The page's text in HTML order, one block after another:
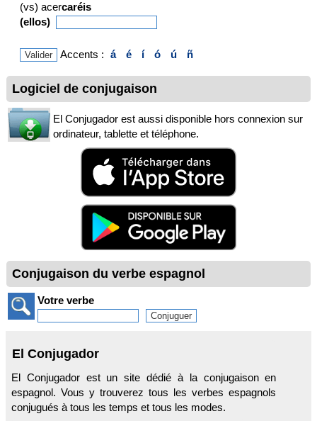
(vs) acercaréis
(ellos)
Accents : á é í ó ú ñ
Logiciel de conjugaison
El Conjugador est aussi disponible hors connexion sur
ordinateur, tablette et téléphone.
Conjugaison du verbe espagnol
Votre verbe
El Conjugador
El Conjugador est un site dédié à la conjugaison en
espagnol. Vous y trouverez tous les verbes espagnols
conjugués à tous les temps et tous les modes.